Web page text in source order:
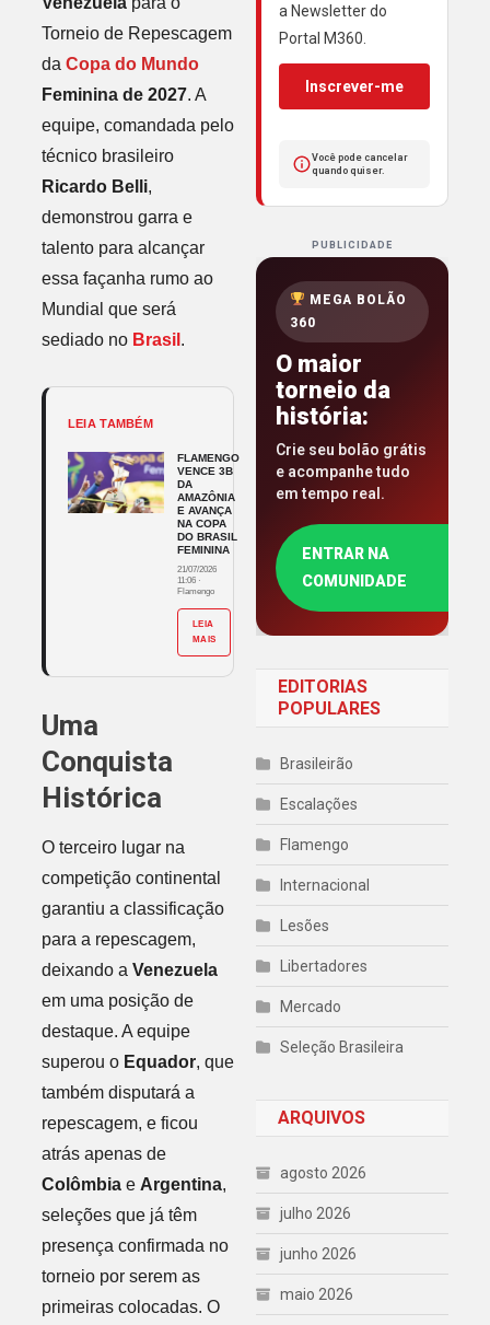
Torneio de Repescagem
da Copa do Mundo
Feminina de 2027. A
equipe, comandada pelo
técnico brasileiro
Ricardo Belli,
demonstrou garra e
talento para alcançar
essa façanha rumo ao
Mundial que será
sediado no Brasil .
LEIA TAMBÉM
FLAMENGO
VENCE 3B
DA
AMAZÔNIA
E AVANÇA
NA COPA
DO BRASIL
FEMININA
21/07/2026
11:06 ·
Flamengo
LEIA
MAIS
Uma
Conquista
Histórica
O terceiro lugar na
competição continental
garantiu a classificação
para a repescagem,
deixando a Venezuela
em uma posição de
destaque. A equipe
superou o Equador, que
também disputará a
repescagem, e ficou
atrás apenas de
Colômbiae Argentina,
seleções que já têm
presença confirmada no
torneio por serem as
primeiras colocadas. O
a Newsletter do
Portal M360.
Inscrever-me
Você pode cancelar
quando quiser.
PUBLICIDADE
MEGA BOLÃO
360
O maior
torneio da
história:
Crie seu bolão grátis
e acompanhe tudo
em tempo real.
ENTRAR NA
COMUNIDADE
EDITORIAS
POPULARES
Brasileirão
Escalações
Flamengo
Internacional
Lesões
Libertadores
Mercado
Seleção Brasileira
ARQUIVOS
agosto 2026
julho 2026
junho 2026
maio 2026